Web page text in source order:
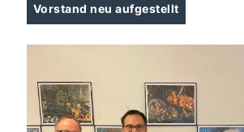
Vorstand neu aufgestellt